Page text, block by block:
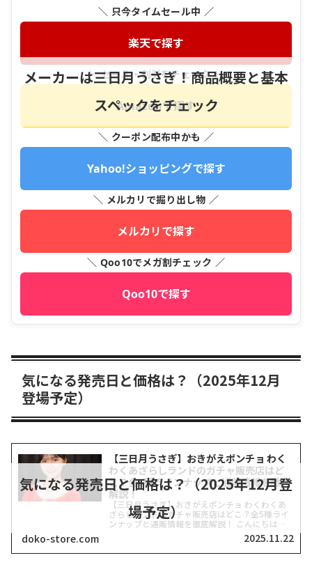
＼ 只今タイムセール中 ／
楽天で探す
＼ セール・割引をチェック ／
Amazonで探す
＼ クーポン配布中かも ／
Yahoo!ショッピングで探す
＼ メルカリで掘り出し物 ／
メルカリで探す
＼ Qoo10でメガ割チェック ／
Qoo10で探す
メーカーは三日月うさぎ！商品概要と基本
スペックをチェック
気になる発売日と価格は？（2025年12月
登場予定）
【三日月うさぎ】おきがえポンチョ わく
わくあざらしランドのガチャ販売店はど
こ？全5種ラインナップと通販情報を徹底
解説！
【三日月うさぎ】おきがえポンチョ わくわくあ
ざらしランドのガチャ販売店はどこ？全5種ライ
ンナップと通販情報を徹底解説！ こんにちは、
どこストアです！突然ですが、ぬい活ファンの皆
さん、2025年12月発売予定のあの超話題のガチ
ャガチャはもうチ...
doko-store.com 2025.11.22
気になる発売日と価格は？（2025年12月登
場予定）